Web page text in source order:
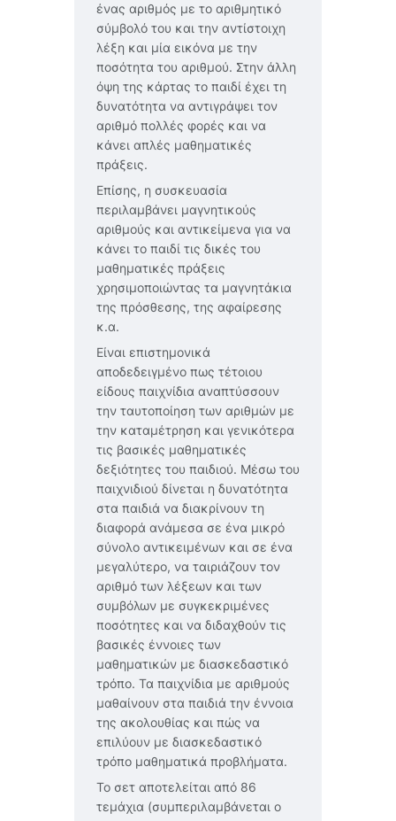
ένας αριθμός με το αριθμητικό
σύμβολό του και την αντίστοιχη
λέξη και μία εικόνα με την
ποσότητα του αριθμού. Στην άλλη
όψη της κάρτας το παιδί έχει τη
δυνατότητα να αντιγράψει τον
αριθμό πολλές φορές και να
κάνει απλές μαθηματικές
πράξεις.
Επίσης, η συσκευασία
περιλαμβάνει μαγνητικούς
αριθμούς και αντικείμενα για να
κάνει το παιδί τις δικές του
μαθηματικές πράξεις
χρησιμοποιώντας τα μαγνητάκια
της πρόσθεσης, της αφαίρεσης
κ.α.
Είναι επιστημονικά
αποδεδειγμένο πως τέτοιου
είδους παιχνίδια αναπτύσσουν
την ταυτοποίηση των αριθμών με
την καταμέτρηση και γενικότερα
τις βασικές μαθηματικές
δεξιότητες του παιδιού. Μέσω του
παιχνιδιού δίνεται η δυνατότητα
στα παιδιά να διακρίνουν τη
διαφορά ανάμεσα σε ένα μικρό
σύνολο αντικειμένων και σε ένα
μεγαλύτερο, να ταιριάζουν τον
αριθμό των λέξεων και των
συμβόλων με συγκεκριμένες
ποσότητες και να διδαχθούν τις
βασικές έννοιες των
μαθηματικών με διασκεδαστικό
τρόπο. Τα παιχνίδια με αριθμούς
μαθαίνουν στα παιδιά την έννοια
της ακολουθίας και πώς να
επιλύουν με διασκεδαστικό
τρόπο μαθηματικά προβλήματα.
Το σετ αποτελείται από 86
τεμάχια (συμπεριλαμβάνεται ο